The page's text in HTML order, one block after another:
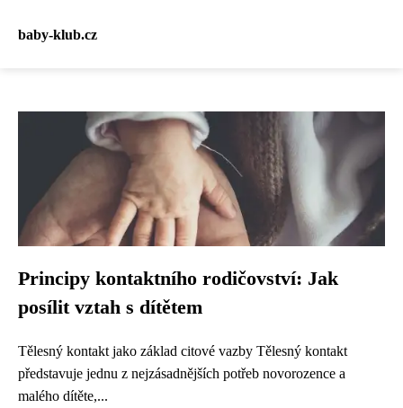
baby-klub.cz
Principy kontaktního rodičovství: Jak
posílit vztah s dítětem
Tělesný kontakt jako základ citové vazby Tělesný kontakt
představuje jednu z nejzásadnějších potřeb novorozence a
malého dítěte,...